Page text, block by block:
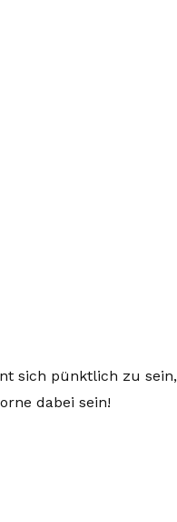
sich pünktlich zu sein,
dabei sein!